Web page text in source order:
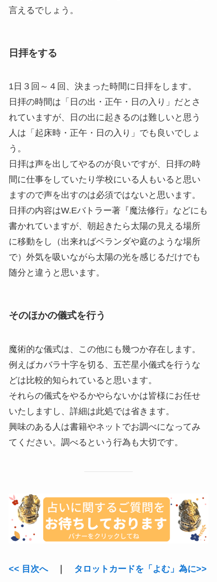
言えるでしょう。
日拝をする
1日３回～４回、決まった時間に日拝をします。
日拝の時間は「日の出・正午・日の入り」だとさ
れていますが、日の出に起きるのは難しいと思う
人は「起床時・正午・日の入り」でも良いでしょ
う。
日拝は声を出してやるのが良いですが、日拝の時
間に仕事をしていたり学校にいる人もいると思い
ますので声を出すのは必須ではないと思います。
日拝の内容はW.Eバトラー著『魔法修行』などにも
書かれていますが、朝起きたら太陽の見える場所
に移動をし（出来ればベランダや庭のような場所
で）外気を吸いながら太陽の光を感じるだけでも
随分と違うと思います。
そのほかの儀式を行う
魔術的な儀式は、この他にも幾つか存在します。
例えばカバラ十字を切る、五芒星小儀式を行うな
どは比較的知られていると思います。
それらの儀式をやるかやらないかは皆様にお任せ
いたしますし、詳細は此処では省きます。
興味のある人は書籍やネットでお調べになってみ
てください。調べるという行為も大切です。
<< 目次へ｜ タロットカードを「よむ」為に>>